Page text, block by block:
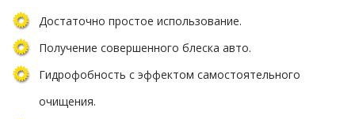
Достаточно простое использование.
Получение совершенного блеска авто.
Гидрофобность с эффектом самостоятельного
очищения.